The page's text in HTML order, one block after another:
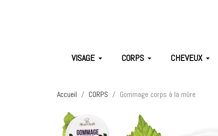
VISAGE CORPS CHEVEUX
Accueil CORPS Gommage corps à la mûre